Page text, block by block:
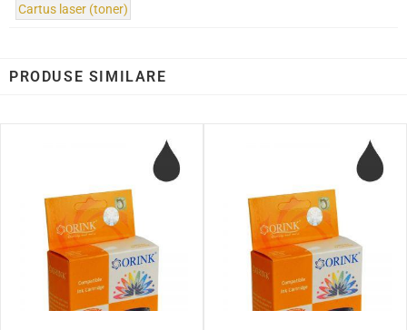
Cartus laser (toner)
PRODUSE SIMILARE